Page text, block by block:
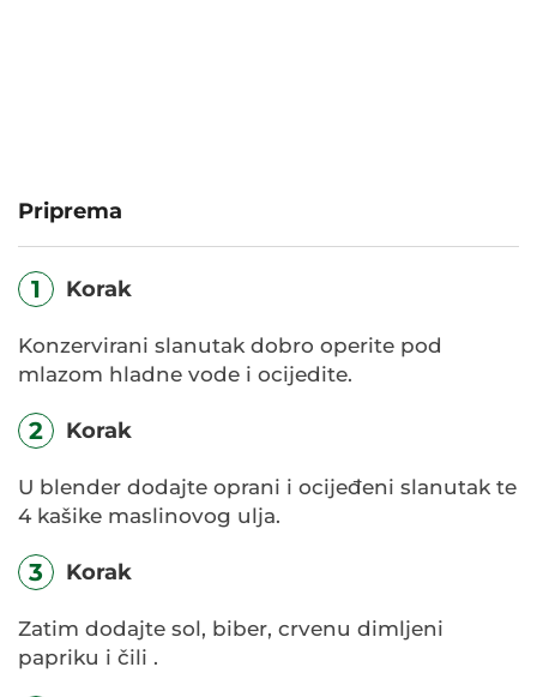
Priprema
1 Korak
Konzervirani slanutak dobro operite pod
mlazom hladne vode i ocijedite.
2 Korak
U blender dodajte oprani i ocijeđeni slanutak te
4 kašike maslinovog ulja.
3 Korak
Zatim dodajte sol, biber, crvenu dimljeni
papriku i čili .